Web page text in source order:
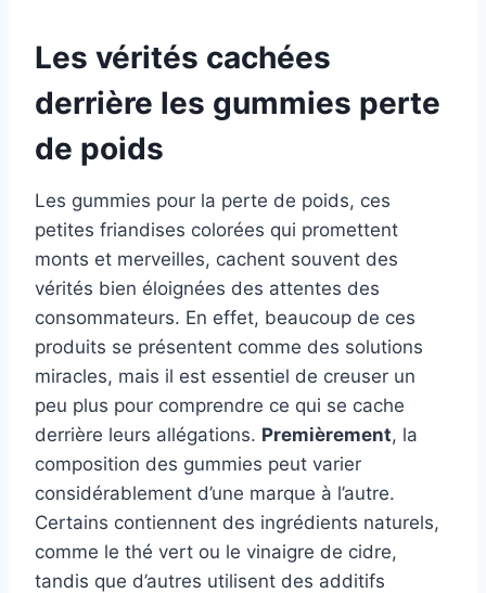
Les vérités cachées
derrière les gummies perte
de poids
Les gummies pour la perte de poids, ces
petites friandises colorées qui promettent
monts et merveilles, cachent souvent des
vérités bien éloignées des attentes des
consommateurs. En effet, beaucoup de ces
produits se présentent comme des solutions
miracles, mais il est essentiel de creuser un
peu plus pour comprendre ce qui se cache
derrière leurs allégations. Premièrement, la
composition des gummies peut varier
considérablement d’une marque à l’autre.
Certains contiennent des ingrédients naturels,
comme le thé vert ou le vinaigre de cidre,
tandis que d’autres utilisent des additifs